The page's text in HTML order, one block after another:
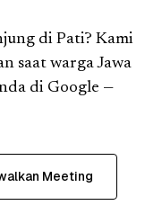
di Pati? Kami
saat warga Jawa
di Google —
Meeting